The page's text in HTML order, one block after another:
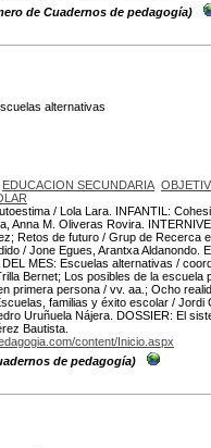
de Cuadernos de pedagogía)
alternativas
EDUCACION SECUNDARIA
/ Lola Lara. INFANTIL:
Anna M. Oliveras Rovira.
Retos de futuro / Grup de Recerca
/ Jone Egues, Arantxa
MES: Escuelas alternativas /
Bernet; Los posibles de la escuela
primera persona / vv. aa.; Ocho
familias y éxito escolar / Jordi
Uruñuela Nájera. DOSSIER: El
Bautista.
content/Inicio.aspx
de pedagogía)